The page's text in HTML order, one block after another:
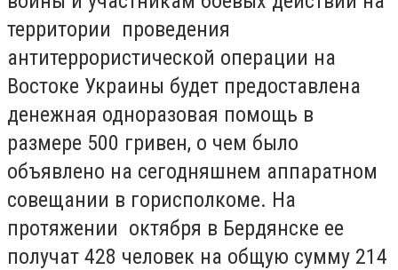
территории проведения
антитеррористической операции на
Востоке Украины будет предоставлена
денежная одноразовая помощь в
размере 500 гривен, о чем было
объявлено на сегодняшнем аппаратном
совещании в горисполкоме. На
протяжении октября в Бердянске ее
получат 428 человек на общую сумму 214